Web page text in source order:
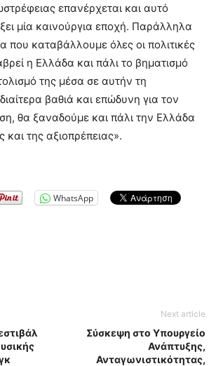
επανέρχεται και αυτό
μία καινούργια εποχή. Παράλληλα
που καταβάλλουμε όλες οι πολιτικές
η Ελλάδα και πάλι το βηματισμό
της μέσα σε αυτήν τη
βαθιά και επώδυνη για τον
θα ξαναδούμε και πάλι την Ελλάδα
της αξιοπρέπειας».
WhatsApp
Next article
Σύσκεψη στο Υπουργείο
Ανάπτυξης,
Ανταγωνιστικότητας,